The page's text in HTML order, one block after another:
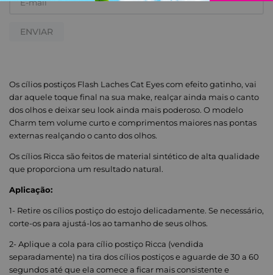
ENVIAR
Os cílios postiços Flash Laches Cat Eyes com efeito gatinho, vai
dar aquele toque final na sua make, realçar ainda mais o canto
dos olhos e deixar seu look ainda mais poderoso. O modelo
Charm tem volume curto e comprimentos maiores nas pontas
externas realçando o canto dos olhos.
Os cílios Ricca são feitos de material sintético de alta qualidade
que proporciona um resultado natural.
Aplicação:
1- Retire os cílios postiço do estojo delicadamente. Se necessário,
corte-os para ajustá-los ao tamanho de seus olhos.
2- Aplique a cola para cílio postiço Ricca (vendida
separadamente) na tira dos cílios postiços e aguarde de 30 a 60
segundos até que ela comece a ficar mais consistente e